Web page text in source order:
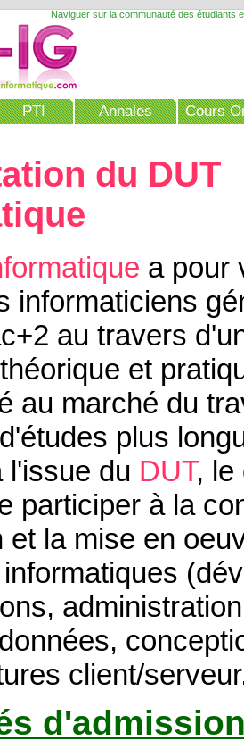
Naviguer sur la communauté des étudiants
PTI Annales Cours
du DUT
a pour
informaticiens
au travers
et
au marché du
plus
l'issue du DUT, le
participer à la
et la mise en
client/